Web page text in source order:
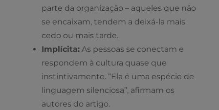
parte da organização – aqueles que não
se encaixam, tendem a deixá-la mais
cedo ou mais tarde.
Implícita: As pessoas se conectam e
respondem à cultura quase que
instintivamente. “Ela é uma espécie de
linguagem silenciosa”, afirmam os
autores do artigo.